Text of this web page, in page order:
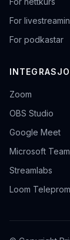
For
For podkastar
Zoom
OBS Studio
Google Meet
Microsoft
Streamlabs
Loom